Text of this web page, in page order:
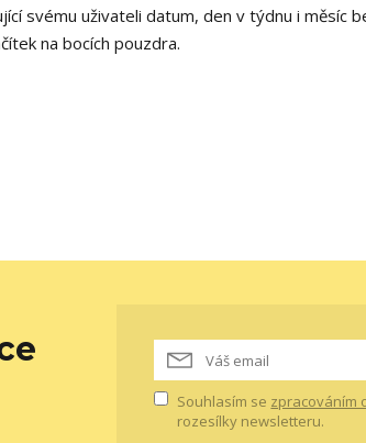
svému uživateli datum, den v týdnu i měsíc
na bocích pouzdra.
Souhlasím se zpracováním
rozesílky newsletteru.